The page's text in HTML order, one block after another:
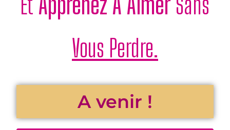
Vous Perdre.
A venir !